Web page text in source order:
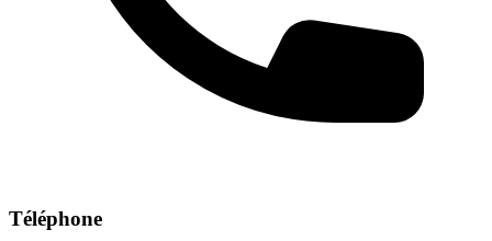
Téléphone